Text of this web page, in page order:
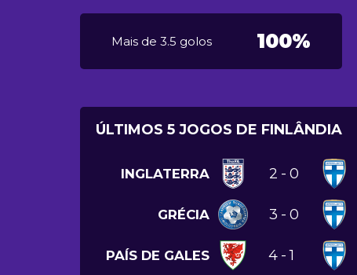
Mais de 3.5 golos 100%
ÚLTIMOS 5 JOGOS DE FINLÂNDIA
INGLATERRA 2 - 0
GRÉCIA 3 - 0
PAÍS DE GALES 4 - 1